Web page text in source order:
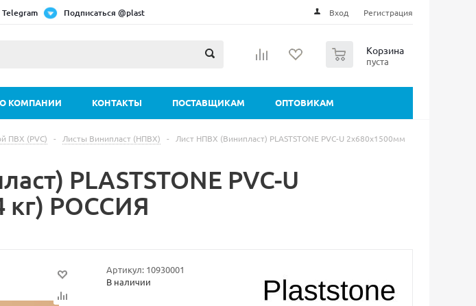
Telegram Подписаться @plast Вход Регистрация
Корзина
пуста
О КОМПАНИИ КОНТАКТЫ ПОСТАВЩИКАМ ОПТОВИКАМ
ПВХ (PVC) - Листы Винипласт (НПВХ) -
Лист НПВХ (Винипласт) PLASTSTONE PVC-U 2х680х1500мм
PLASTSTONE PVC-U
кг) РОССИЯ
Артикул: 10930001
В наличии